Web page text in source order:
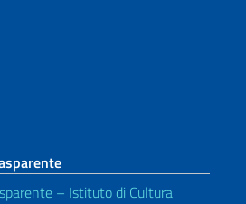
– Istituto di Cultura